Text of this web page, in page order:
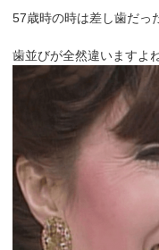
57歳時の時は差し歯だっ
歯並びが全然違いますよね